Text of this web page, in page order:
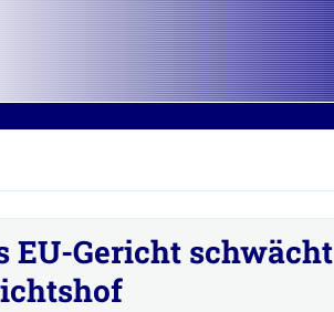
EU-Gericht schwächt